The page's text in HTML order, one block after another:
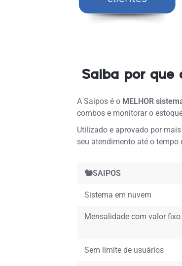
Saiba por que
A Saipos é o MELHOR
combos e monitorar o
Utilizado e aprovado por
seu atendimento até o tempo
🐿️SAIPOS
Sistema em nuvem
Mensalidade com valor fixo
Sem limite de usuários